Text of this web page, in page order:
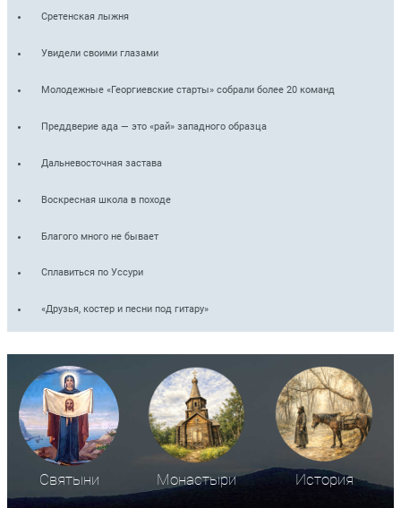
Сретенская лыжня
Увидели своими глазами
Молодежные «Георгиевские старты» собрали более 20 команд
Преддверие ада — это «рай» западного образца
Дальневосточная застава
Воскресная школа в походе
Благого много не бывает
Сплавиться по Уссури
«Друзья, костер и песни под гитару»
Святыни Монастыри История